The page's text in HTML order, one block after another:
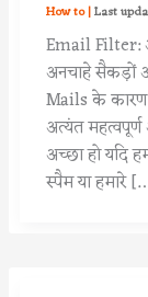
How to|
Email Filter:
अनचाहे सैकड़ों
Mails के कारण
अत्यंत
अच्छा हो यदि
स्पैम या हमारे